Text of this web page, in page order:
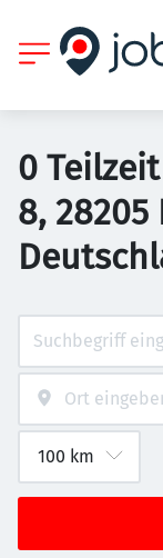
0
8, 28205